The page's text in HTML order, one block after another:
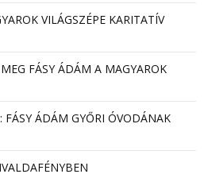
VILÁGSZÉPE KARITATÍV
FÁSY ÁDÁM A MAGYAROK
FÁSY ÁDÁM GYŐRI ÓVODÁNAK